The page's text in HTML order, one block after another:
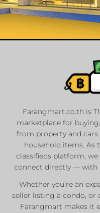
Farangmart.co.th is
marketplace for
from property and
household items. As
classifieds platform,
connect directly — with
Whether you’re an
seller listing a condo, or
Farangmart makes it